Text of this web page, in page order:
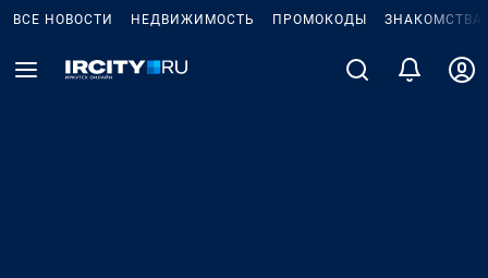
ВСЕ НОВОСТИ НЕДВИЖИМОСТЬ ПРОМОКОДЫ ЗНАКОМСТВА